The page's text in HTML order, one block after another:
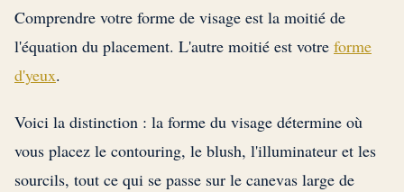
Comprendre votre forme de visage est la moitié de
l'équation du placement. L'autre moitié est votre forme
d'yeux.
Voici la distinction : la forme du visage détermine où
vous placez le contouring, le blush, l'illuminateur et les
sourcils, tout ce qui se passe sur le canevas large de